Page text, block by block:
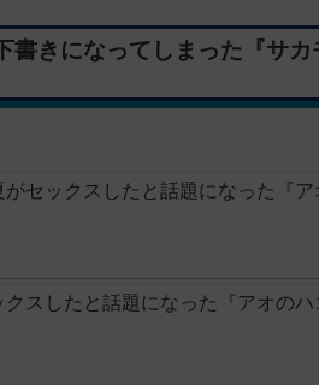
きになってしまった『サカ
セックスしたと話題になった『
スしたと話題になった『アオの